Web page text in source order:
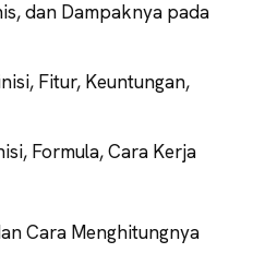
dan Dampaknya pada
Fitur, Keuntungan,
Formula, Cara Kerja
Cara Menghitungnya